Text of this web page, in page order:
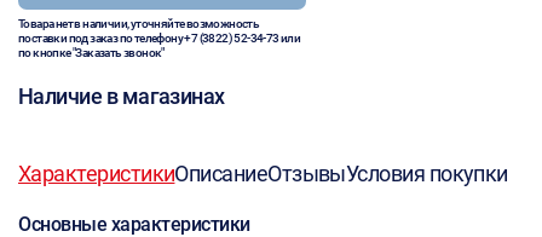
Товара нет в наличии, уточняйте возможность
поставки под заказ по телефону+7 (3822) 52-34-73или
по кнопке "Заказать звонок"
Наличие в магазинах
ХарактеристикиОписаниеОтзывыУсловия покупки
Основные характеристики